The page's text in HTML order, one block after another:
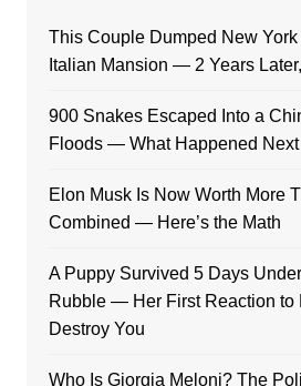
This Couple Dumped New
Italian Mansion — 2 Years
900 Snakes Escaped Into a
Floods — What Happened Next
Elon Musk Is Now Worth More
Combined — Here’s the Math
A Puppy Survived 5 Days
Rubble — Her First Reaction to
Destroy You
Who Is Giorgia Meloni? The